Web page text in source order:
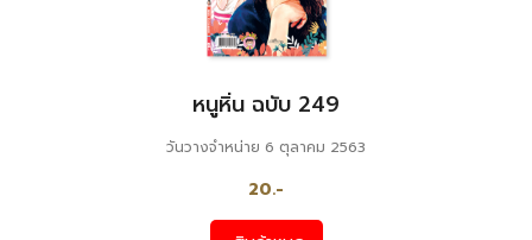
หนูหิ่น ฉบับ 249
วันวางจำหน่าย 6 ตุลาคม 2563
20.-